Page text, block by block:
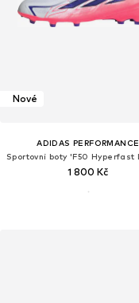
Nové
ADIDAS PERFORMANCE
1 800 Kč